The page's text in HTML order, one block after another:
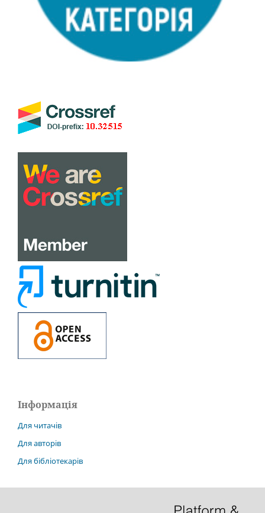
Інформація
Для читачів
Для авторів
Для бібліотекарів